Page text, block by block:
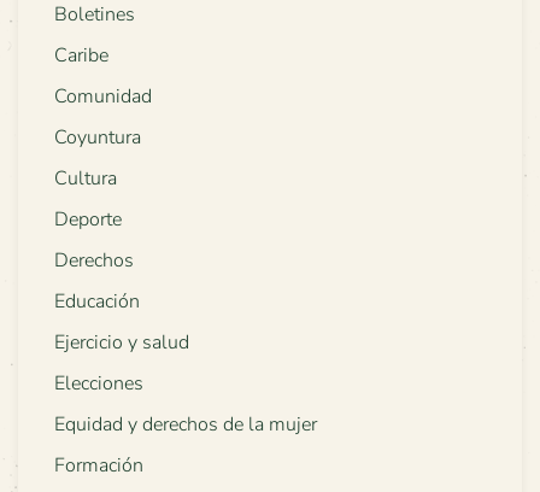
Boletines
Caribe
Comunidad
Coyuntura
Cultura
Deporte
Derechos
Educación
Ejercicio y salud
Elecciones
Equidad y derechos de la mujer
Formación